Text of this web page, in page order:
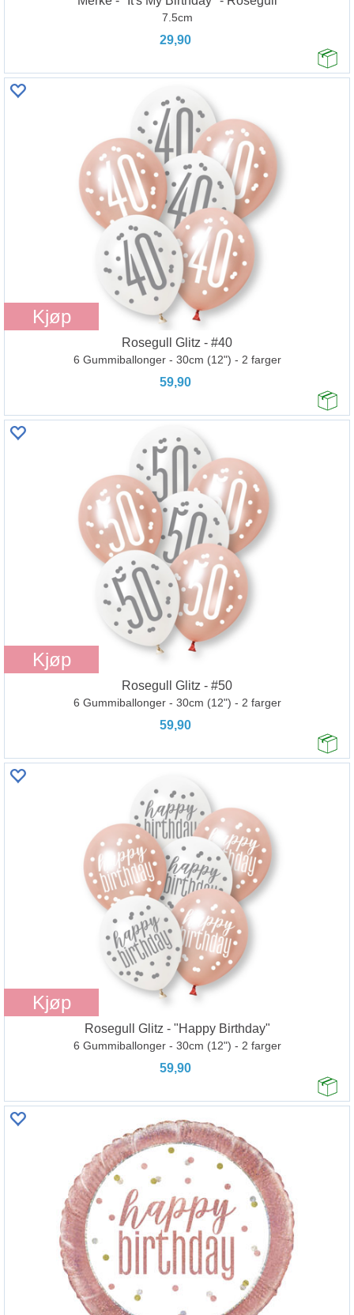
7.5cm
29,90
Kjøp
Rosegull Glitz - #40
6 Gummiballonger - 30cm (12") - 2 farger
59,90
Kjøp
Rosegull Glitz - #50
6 Gummiballonger - 30cm (12") - 2 farger
59,90
Kjøp
Rosegull Glitz - "Happy Birthday"
6 Gummiballonger - 30cm (12") - 2 farger
59,90